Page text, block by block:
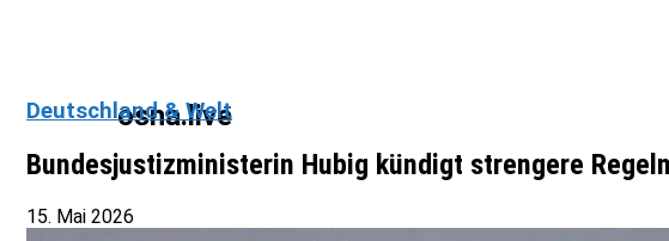
osna.live
Deutschland & Welt
Bundesjustizministerin Hubig kündigt strengere
15. Mai 2026